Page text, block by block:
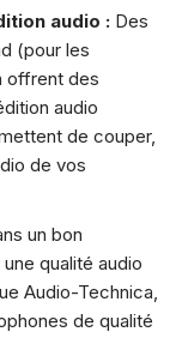
audio : Des
(pour les
offrent des
audio
de couper,
de vos
un bon
qualité audio
Audio-Technica,
de qualité